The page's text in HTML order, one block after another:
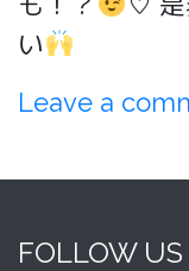
い
Leave a
FOLLOW US